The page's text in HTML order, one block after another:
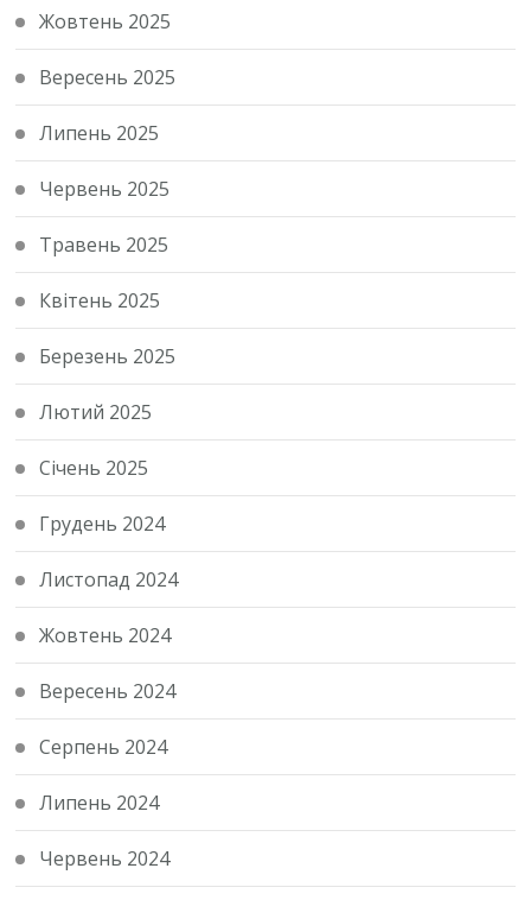
Жовтень 2025
Вересень 2025
Липень 2025
Червень 2025
Травень 2025
Квітень 2025
Березень 2025
Лютий 2025
Січень 2025
Грудень 2024
Листопад 2024
Жовтень 2024
Вересень 2024
Серпень 2024
Липень 2024
Червень 2024